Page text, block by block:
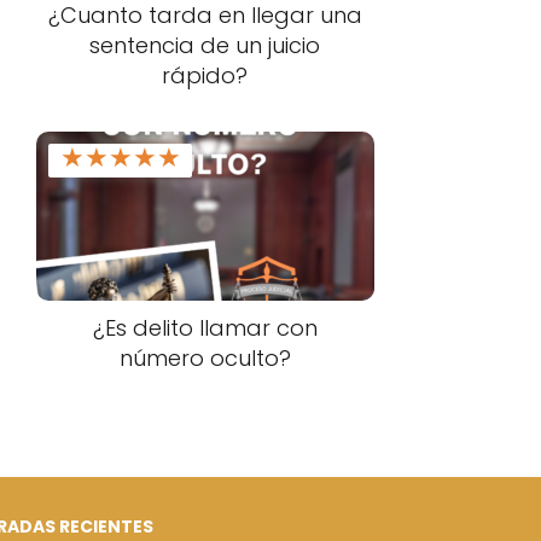
¿Cuanto tarda en llegar una
sentencia de un juicio
rápido?
★★★★★
¿Es delito llamar con
número oculto?
RECIENTES